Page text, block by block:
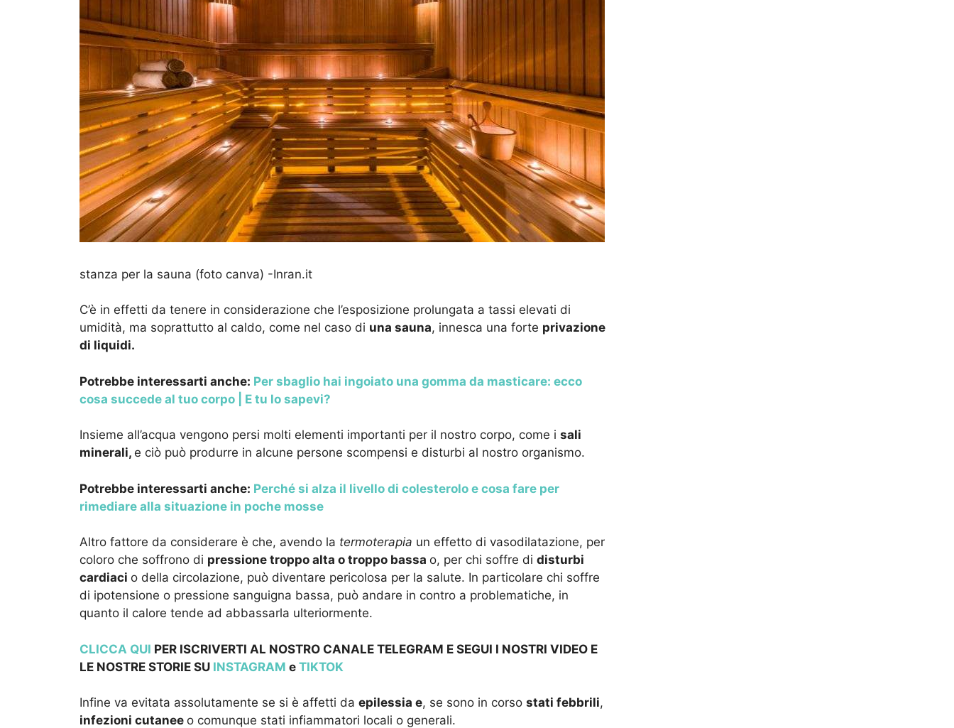
stanza per la sauna (foto canva) -Inran.it
C’è in effetti da tenere in considerazione che l’esposizione prolungata a tassi elevati di
umidità, ma soprattutto al caldo, come nel caso di una sauna, innesca una forte privazione
di liquidi.
Potrebbe interessarti anche: Per sbaglio hai ingoiato una gomma da masticare: ecco
cosa succede al tuo corpo | E tu lo sapevi?
Insieme all’acqua vengono persi molti elementi importanti per il nostro corpo, come i sali
minerali, e ciò può produrre in alcune persone scompensi e disturbi al nostro organismo.
Potrebbe interessarti anche: Perché si alza il livello di colesterolo e cosa fare per
rimediare alla situazione in poche mosse
Altro fattore da considerare è che, avendo la termoterapia un effetto di vasodilatazione, per
coloro che soffrono di pressione troppo alta o troppo bassa o, per chi soffre di disturbi
cardiaci o della circolazione, può diventare pericolosa per la salute. In particolare chi soffre
di ipotensione o pressione sanguigna bassa, può andare in contro a problematiche, in
quanto il calore tende ad abbassarla ulteriormente.
CLICCA QUI PER ISCRIVERTI AL NOSTRO CANALE TELEGRAM E SEGUI I NOSTRI VIDEO E
LE NOSTRE STORIE SU INSTAGRAM e TIKTOK
Infine va evitata assolutamente se si è affetti da epilessia e, se sono in corso stati febbrili,
infezioni cutanee o comunque stati infiammatori locali o generali.